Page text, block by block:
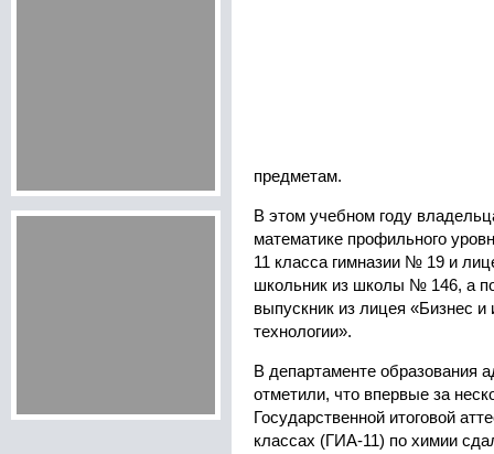
предметам.
В этом учебном году
математике профильного
11 класса гимназии № 19 и
школьник из школы № 146, а
выпускник из лицея «Бизнес
технологии».
В департаменте образования
отметили, что впервые за
Государственной итоговой
классах (ГИА-11) по химии